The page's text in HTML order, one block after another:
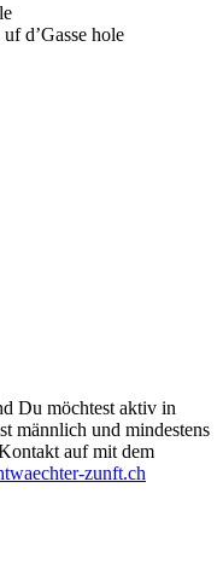
d’Gasse hole
Du möchtest aktiv in
männlich und mindestens
auf mit dem
zunft.ch